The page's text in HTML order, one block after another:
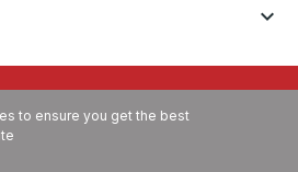

to ensure you get the best